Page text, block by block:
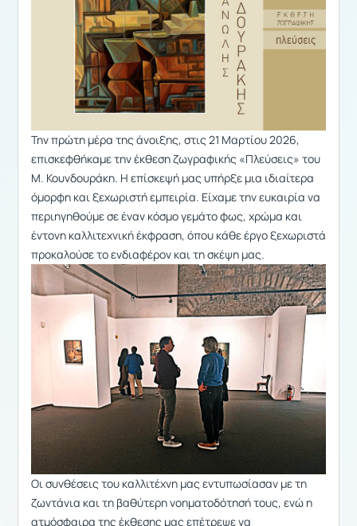
Την πρώτη μέρα της άνοιξης, στις 21 Μαρτίου 2026,
επισκεφθήκαμε την έκθεση ζωγραφικής «Πλεύσεις» του
Μ. Κουνδουράκη. Η επίσκεψή μας υπήρξε μια ιδιαίτερα
όμορφη και ξεχωριστή εμπειρία. Είχαμε την ευκαιρία να
περιηγηθούμε σε έναν κόσμο γεμάτο φως, χρώμα και
έντονη καλλιτεχνική έκφραση, όπου κάθε έργο ξεχωριστά
προκαλούσε το ενδιαφέρον και τη σκέψη μας.
Οι συνθέσεις του καλλιτέχνη μας εντυπωσίασαν με τη
ζωντάνια και τη βαθύτερη νοηματοδότησή τους, ενώ η
ατμόσφαιρα της έκθεσης μας επέτρεψε να